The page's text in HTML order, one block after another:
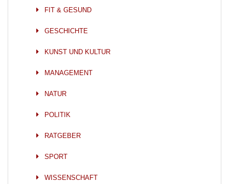
FIT & GESUND
GESCHICHTE
KUNST UND KULTUR
MANAGEMENT
NATUR
POLITIK
RATGEBER
SPORT
WISSENSCHAFT